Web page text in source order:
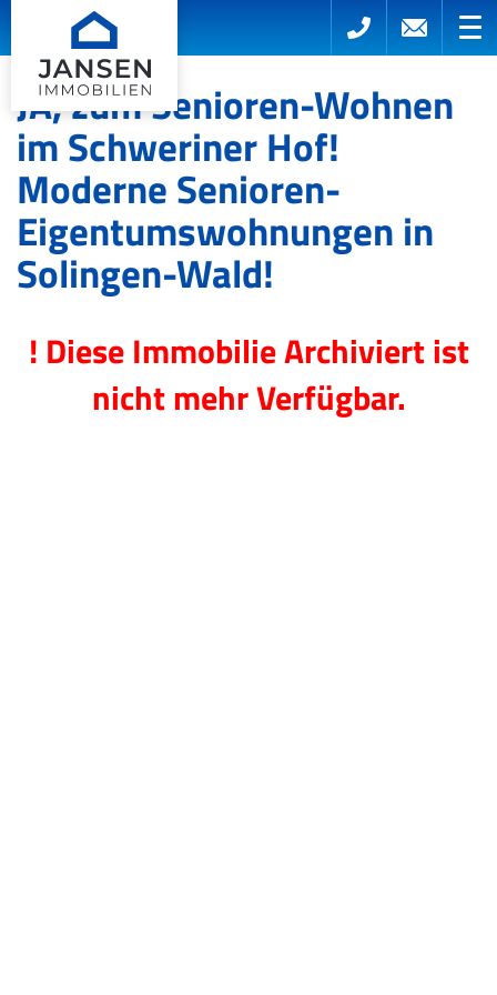
JA, zum Senioren-Wohnen
im Schweriner Hof!
Moderne Senioren-
Eigentumswohnungen in
Solingen-Wald!
! Diese Immobilie Archiviert ist
nicht mehr Verfügbar.